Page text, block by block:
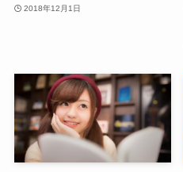
2018年12月1日